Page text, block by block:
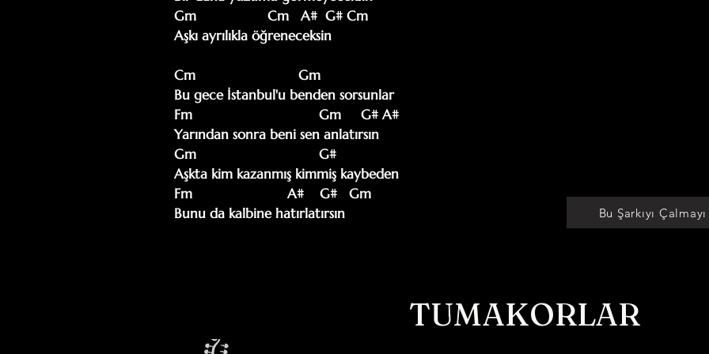
Gm                  Cm   A#  G# Cm
Aşkı ayrılıkla öğreneceksin
Cm                          Gm
Bu gece İstanbul'u benden sorsunlar
Fm                                Gm     G# A#
Yarından sonra beni sen anlatırsın
Gm                               G#
Aşkta kim kazanmış kimmiş kaybeden
Fm                        A#    G#   Gm
Bunu da kalbine hatırlatırsın
Bu Şarkıyı
TUMAKORLAR